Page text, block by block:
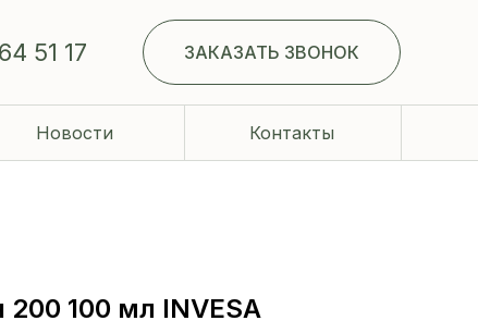
Контакты
ЗАКАЗАТЬ ЗВОНОК
51 17
Новости
100 мл INVESA